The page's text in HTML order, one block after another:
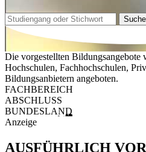
Die vorgestellten Bildungsangebote
Hochschulen, Fachhochschulen,
Bildungsanbietern angeboten.
FACHBEREICH
ABSCHLUSS
BUNDESLAND
Anzeige
AUSFÜHRLICH